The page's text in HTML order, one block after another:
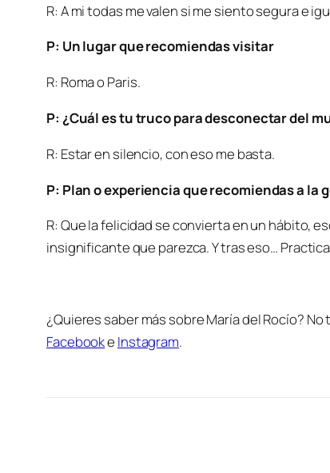
R: A mi todas me valen si me siento segura e
P: Un lugar que recomiendas visitar
R: Roma o Paris.
P: ¿Cuál es tu truco para desconectar del
R: Estar en silencio, con eso me basta.
P: Plan o experiencia que recomiendas a la
R: Que la felicidad se convierta en un hábito,
insignificante que parezca. Y tras eso…
¿Quieres saber más sobre María del Rocío?
Facebooke Instagram.